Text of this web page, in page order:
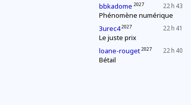
22 h 43
bbkadome 2027
Phénomène numérique
22 h 41
3urec4 2027
Le juste prix
22 h 40
loane-rouget 2027
Bétail